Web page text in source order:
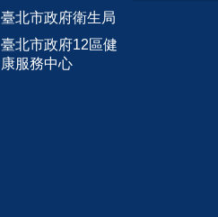
臺北市政府衛生局
臺北市政府12區健
康服務中心